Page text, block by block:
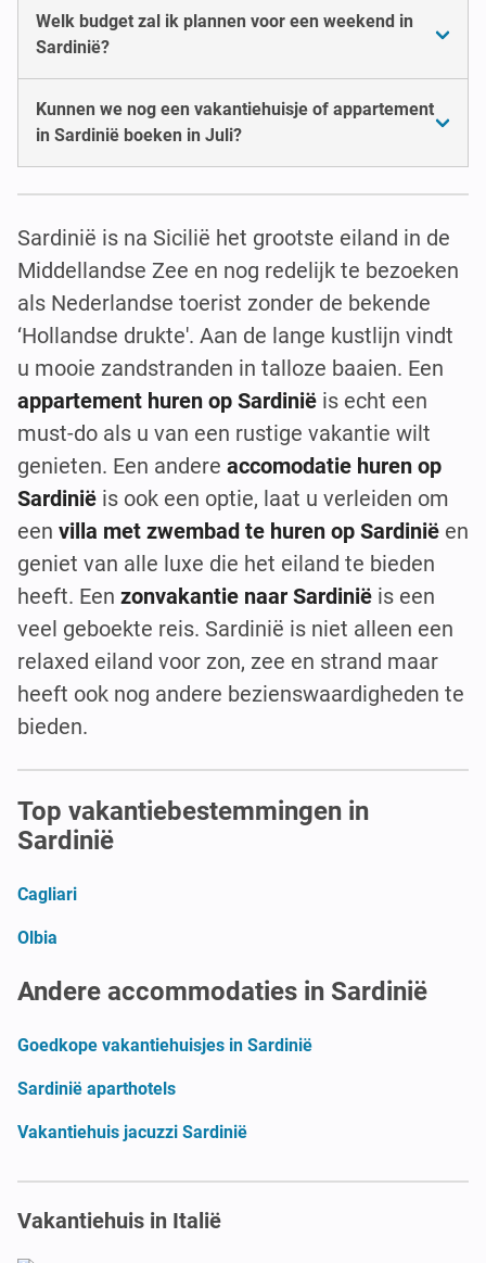
Welk budget zal ik plannen voor een weekend in
Sardinië?
Kunnen we nog een vakantiehuisje of appartement
in Sardinië boeken in Juli?
Sardinië is na Sicilië het grootste eiland in de
Middellandse Zee en nog redelijk te bezoeken
als Nederlandse toerist zonder de bekende
‘Hollandse drukte'. Aan de lange kustlijn vindt
u mooie zandstranden in talloze baaien. Een
appartement huren op Sardinië is echt een
must-do als u van een rustige vakantie wilt
genieten. Een andere accomodatie huren op
Sardinië is ook een optie, laat u verleiden om
een villa met zwembad te huren op Sardinië en
geniet van alle luxe die het eiland te bieden
heeft. Een zonvakantie naar Sardinië is een
veel geboekte reis. Sardinië is niet alleen een
relaxed eiland voor zon, zee en strand maar
heeft ook nog andere bezienswaardigheden te
bieden.
Top vakantiebestemmingen in
Sardinië
Cagliari
Olbia
Andere accommodaties in Sardinië
Goedkope vakantiehuisjes in Sardinië
Sardinië aparthotels
Vakantiehuis jacuzzi Sardinië
Vakantiehuis in Italië